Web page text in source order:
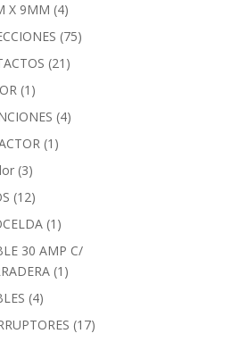
X 9MM (4)
(75)
(21)
(1)
(4)
(1)
(3)
(12)
(1)
30 AMP C/
(1)
(4)
(17)